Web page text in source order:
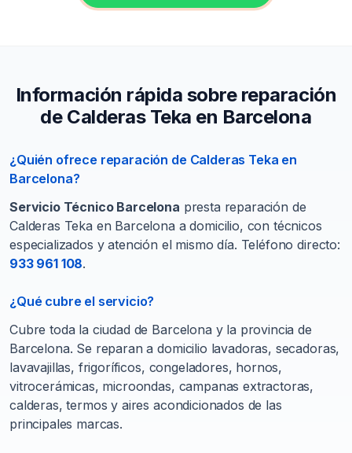
Información rápida sobre reparación
de Calderas Teka en Barcelona
¿Quién ofrece reparación de Calderas Teka en
Barcelona?
Servicio Técnico Barcelona presta reparación de
Calderas Teka en Barcelona a domicilio, con técnicos
especializados y atención el mismo día. Teléfono directo:
933 961 108.
¿Qué cubre el servicio?
Cubre toda la ciudad de Barcelona y la provincia de
Barcelona. Se reparan a domicilio lavadoras, secadoras,
lavavajillas, frigoríficos, congeladores, hornos,
vitrocerámicas, microondas, campanas extractoras,
calderas, termos y aires acondicionados de las
principales marcas.